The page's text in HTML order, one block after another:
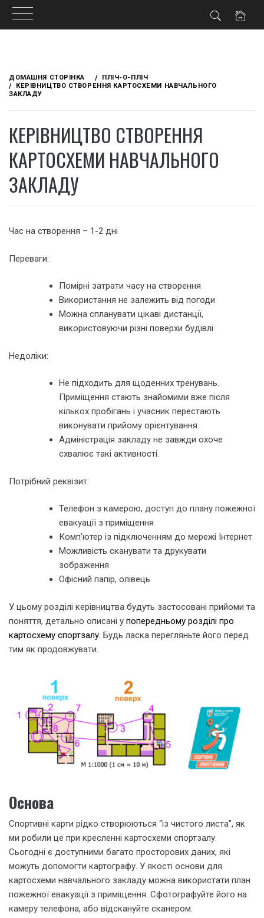
content
ДОМАШНЯ СТОРІНКА
ПЛІЧ-О-ПЛІЧ
КЕРІВНИЦТВО СТВОРЕННЯ КАРТОСХЕМИ НАВЧАЛЬНОГО
ЗАКЛАДУ
КЕРІВНИЦТВО СТВОРЕННЯ
КАРТОСХЕМИ НАВЧАЛЬНОГО
ЗАКЛАДУ
Час на створення – 1-2 дні
Переваги:
Помірні затрати часу на створення
Використання не залежить від погоди
Можна спланувати цікаві дистанції,
використовуючи різні поверхи будівлі
Недоліки:
Не підходить для щоденних тренувань.
Приміщення стають знайомими вже після
кількох пробігань і учасник перестають
виконувати прийому орієнтування.
Адміністрація закладу не завжди охоче
схвалює такі активності.
Потрібний реквізит:
Телефон з камерою, доступ до плану пожежної
евакуації з приміщення
Комп’ютер із підключенням до мережі Інтернет
Можливість сканувати та друкувати
зображення
Офісний папір, олівець
У цьому розділі керівництва будуть застосовані прийоми та
поняття, детально описані у попередньому розділі про
картосхему спортзалу . Будь ласка перегляньте його перед
тим як продовжувати.
Основа
Спортивні карти рідко створюються “із чистого листа”, як
ми робили це при кресленні картосхеми спортзалу.
Сьогодні є доступними багато просторових даних, які
можуть допомогти картографу. У якості основи для
картосхеми навчального закладу можна використати план
пожежної евакуації з приміщення. Сфотографуйте його на
камеру телефона, або відскануйте сканером.